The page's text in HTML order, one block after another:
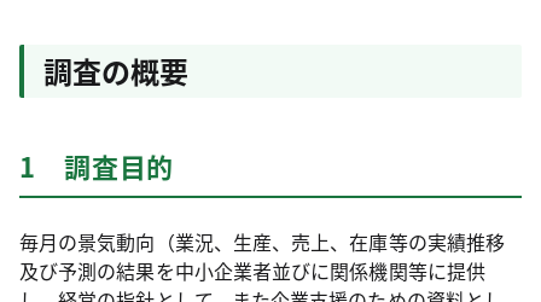
調査の概要
1 調査目的
毎月の景気動向（業況、生産、売上、在庫等の実績推移
及び予測の結果を中小企業者並びに関係機関等に提供